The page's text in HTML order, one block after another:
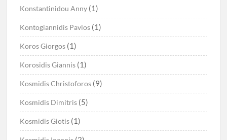
Konstantinidou Anny (1)
Kontogiannidis Pavlos (1)
Koros Giorgos (1)
Korosidis Giannis (1)
Kosmidis Christoforos (9)
Kosmidis Dimitris (5)
Kosmidis Giotis (1)